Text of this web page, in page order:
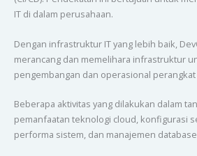
IT di dalam perusahaan.
Dengan infrastruktur IT yang lebih baik,
merancang dan memelihara infrastruktur
pengembangan dan operasional perangkat
Beberapa aktivitas yang dilakukan dalam
pemanfaatan teknologi cloud, konfigurasi
performa sistem, dan manajemen